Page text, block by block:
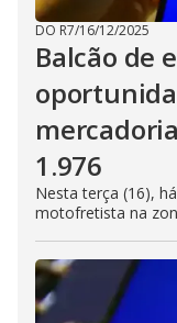
DO R7/16/12/2025
Balcão de
1.976
Nesta terça (16),
motofretista na